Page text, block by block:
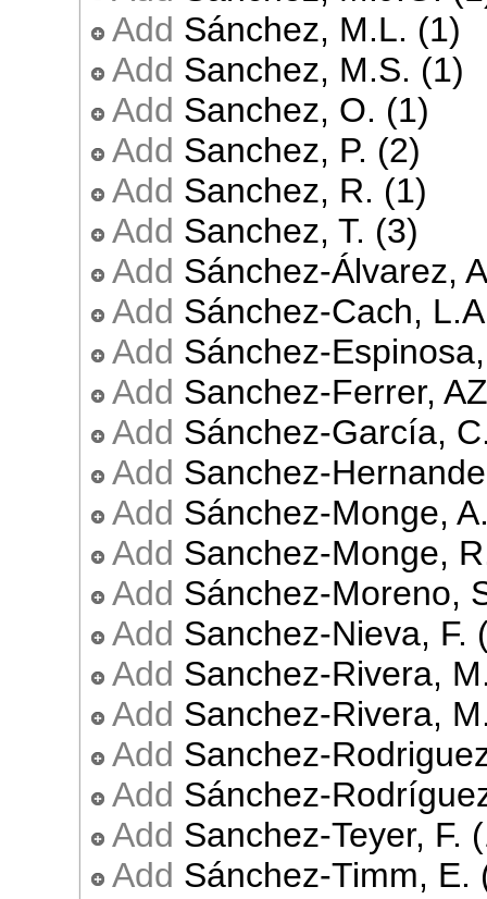
Add Sánchez, M.L. (1)
Add Sanchez, M.S. (1)
Add Sanchez, O. (1)
Add Sanchez, P. (2)
Add Sanchez, R. (1)
Add Sanchez, T. (3)
Add Sánchez-Álvarez,
Add Sánchez-Cach,
Add Sánchez-
Add Sanchez-Ferrer,
Add Sánchez-García,
Add Sanchez-
Add Sánchez-Monge,
Add Sanchez-Monge,
Add Sánchez-Moreno,
Add Sanchez-Nieva, F.
Add Sanchez-Rivera,
Add Sanchez-Rivera,
Add Sanchez-
Add Sánchez-
Add Sanchez-Teyer, F.
Add Sánchez-Timm, E.